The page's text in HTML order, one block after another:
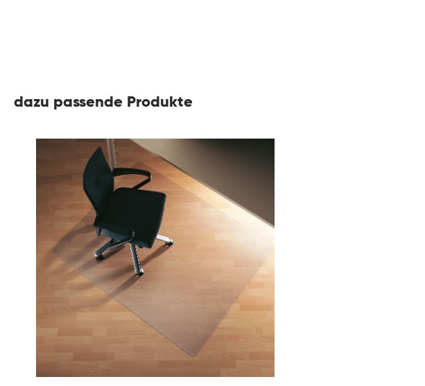
dazu passende Produkte